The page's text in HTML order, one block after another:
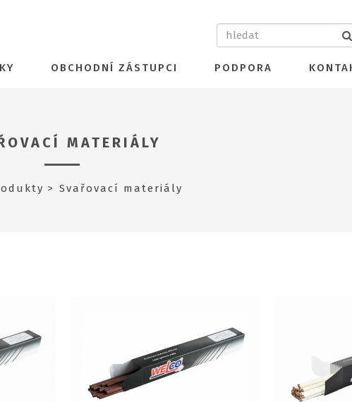
OBCHODNÍ ZÁSTUPCI PODPORA
MATERIÁLY
Svařovací materiály